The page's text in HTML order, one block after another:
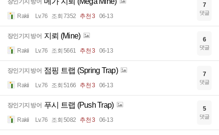
장인기지 방어
Rakii Lv.76 조회 7352 추천 3 06-13
7
댓글
장인기지 방어 지뢰 (Mine)
Rakii Lv.76 조회 5661 추천 3 06-13
6
댓글
장인기지 방어 점핑 트랩 (Spring Trap)
Rakii Lv.76 조회 5166 추천 3 06-13
7
댓글
장인기지 방어 푸시 트랩 (Push Trap)
Rakii Lv.76 조회 5082 추천 3 06-13
5
댓글